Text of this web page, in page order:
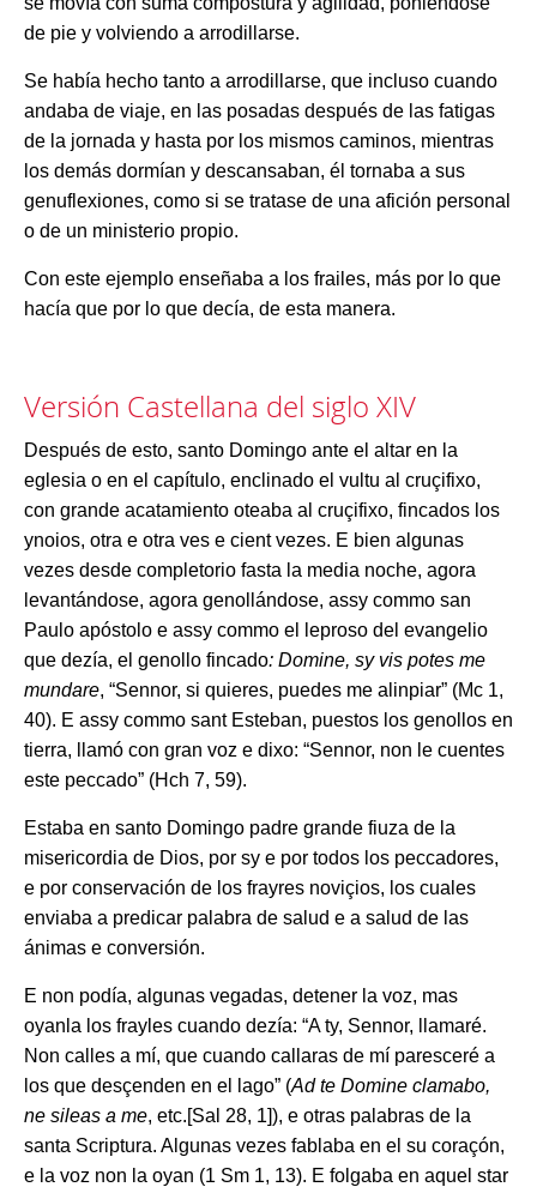
de pie y volviendo a arrodillarse.
Se había hecho tanto a arrodillarse, que incluso cuando
andaba de viaje, en las posadas después de las fatigas
de la jornada y hasta por los mismos caminos, mientras
los demás dormían y descansaban, él tornaba a sus
genuflexiones, como si se tratase de una afición personal
o de un ministerio propio.
Con este ejemplo enseñaba a los frailes, más por lo que
hacía que por lo que decía, de esta manera.
Versión Castellana del siglo XIV
Después de esto, santo Domingo ante el altar en la
eglesia o en el capítulo, enclinado el vultu al cruçifixo,
con grande acatamiento oteaba al cruçifixo, fincados los
ynoios, otra e otra ves e cient vezes. E bien algunas
vezes desde completorio fasta la media noche, agora
levantándose, agora genollándose, assy commo san
Paulo apóstolo e assy commo el leproso del evangelio
que dezía, el genollo fincado: Domine, sy vis potes me
mundare, “Sennor, si quieres, puedes me alinpiar” (Mc 1,
40). E assy commo sant Esteban, puestos los genollos en
tierra, llamó con gran voz e dixo: “Sennor, non le cuentes
este peccado” (Hch 7, 59).
Estaba en santo Domingo padre grande fiuza de la
misericordia de Dios, por sy e por todos los peccadores,
e por conservación de los frayres noviçios, los cuales
enviaba a predicar palabra de salud e a salud de las
ánimas e conversión.
E non podía, algunas vegadas, detener la voz, mas
oyanla los frayles cuando dezía: “A ty, Sennor, llamaré.
Non calles a mí, que cuando callaras de mí paresceré a
los que desçenden en el lago” (Ad te Domine clamabo,
ne sileas a me, etc.[Sal 28, 1]), e otras palabras de la
santa Scriptura. Algunas vezes fablaba en el su coraçón,
e la voz non la oyan (1 Sm 1, 13). E folgaba en aquel star